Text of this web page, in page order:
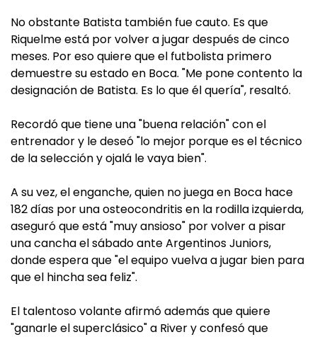
No obstante Batista también fue cauto. Es que
Riquelme está por volver a jugar después de cinco
meses. Por eso quiere que el futbolista primero
demuestre su estado en Boca. "Me pone contento la
designación de Batista. Es lo que él quería", resaltó.
Recordó que tiene una "buena relación" con el
entrenador y le deseó "lo mejor porque es el técnico
de la selección y ojalá le vaya bien".
A su vez, el enganche, quien no juega en Boca hace
182 días por una osteocondritis en la rodilla izquierda,
aseguró que está "muy ansioso" por volver a pisar
una cancha el sábado ante Argentinos Juniors,
donde espera que "el equipo vuelva a jugar bien para
que el hincha sea feliz".
El talentoso volante afirmó además que quiere
"ganarle el superclásico" a River y confesó que